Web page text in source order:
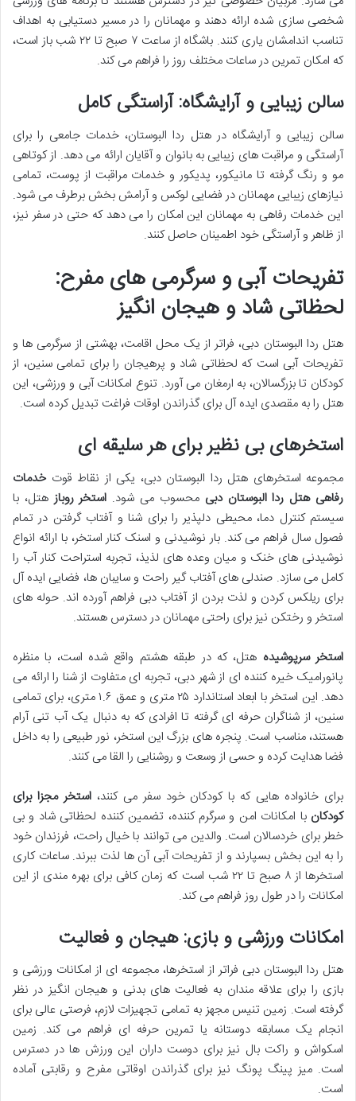
شخصی سازی شده ارائه دهند و مهمانان را در مسیر دستیابی به اهداف
تناسب اندامشان یاری کنند. باشگاه از ساعت ۷ صبح تا ۲۲ شب باز است،
که امکان تمرین در ساعات مختلف روز را فراهم می کند.
سالن زیبایی و آرایشگاه: آراستگی کامل
سالن زیبایی و آرایشگاه در هتل ردا البوستان، خدمات جامعی را برای
آراستگی و مراقبت های زیبایی به بانوان و آقایان ارائه می دهد. از کوتاهی
مو و رنگ گرفته تا مانیکور، پدیکور و خدمات مراقبت از پوست، تمامی
نیازهای زیبایی مهمانان در فضایی لوکس و آرامش بخش برطرف می شود.
این خدمات رفاهی به مهمانان این امکان را می دهد که حتی در سفر نیز،
از ظاهر و آراستگی خود اطمینان حاصل کنند.
تفریحات آبی و سرگرمی های مفرح:
لحظاتی شاد و هیجان انگیز
هتل ردا البوستان دبی، فراتر از یک محل اقامت، بهشتی از سرگرمی ها و
تفریحات آبی است که لحظاتی شاد و پرهیجان را برای تمامی سنین، از
کودکان تا بزرگسالان، به ارمغان می آورد. تنوع امکانات آبی و ورزشی، این
هتل را به مقصدی ایده آل برای گذراندن اوقات فراغت تبدیل کرده است.
استخرهای بی نظیر برای هر سلیقه ای
مجموعه استخرهای هتل ردا البوستان دبی، یکی از نقاط قوتخدمات
رفاهی هتل ردا البوستان دبی محسوب می شود. استخر روباز هتل، با
سیستم کنترل دما، محیطی دلپذیر را برای شنا و آفتاب گرفتن در تمام
فصول سال فراهم می کند. بار نوشیدنی و اسنک کنار استخر، با ارائه انواع
نوشیدنی های خنک و میان وعده های لذیذ، تجربه استراحت کنار آب را
کامل می سازد. صندلی های آفتاب گیر راحت و سایبان ها، فضایی ایده آل
برای ریلکس کردن و لذت بردن از آفتاب دبی فراهم آورده اند. حوله های
استخر و رختکن نیز برای راحتی مهمانان در دسترس هستند.
استخر سرپوشیده هتل، که در طبقه هشتم واقع شده است، با منظره
پانورامیک خیره کننده ای از شهر دبی، تجربه ای متفاوت از شنا را ارائه می
دهد. این استخر با ابعاد استاندارد ۲۵ متری و عمق ۱.۶ متری، برای تمامی
سنین، از شناگران حرفه ای گرفته تا افرادی که به دنبال یک آب تنی آرام
هستند، مناسب است. پنجره های بزرگ این استخر، نور طبیعی را به داخل
فضا هدایت کرده و حسی از وسعت و روشنایی را القا می کنند.
برای خانواده هایی که با کودکان خود سفر می کنند،استخر مجزا برای
کودکان با امکانات امن و سرگرم کننده، تضمین کننده لحظاتی شاد و بی
خطر برای خردسالان است. والدین می توانند با خیال راحت، فرزندان خود
را به این بخش بسپارند و از تفریحات آبی آن ها لذت ببرند. ساعات کاری
استخرها از ۸ صبح تا ۲۲ شب است که زمان کافی برای بهره مندی از این
امکانات را در طول روز فراهم می کند.
امکانات ورزشی و بازی: هیجان و فعالیت
هتل ردا البوستان دبی فراتر از استخرها، مجموعه ای از امکانات ورزشی و
بازی را برای علاقه مندان به فعالیت های بدنی و هیجان انگیز در نظر
گرفته است. زمین تنیس مجهز به تمامی تجهیزات لازم، فرصتی عالی برای
انجام یک مسابقه دوستانه یا تمرین حرفه ای فراهم می کند. زمین
اسکواش و راکت بال نیز برای دوست داران این ورزش ها در دسترس
است. میز پینگ پونگ نیز برای گذراندن اوقاتی مفرح و رقابتی آماده
است.